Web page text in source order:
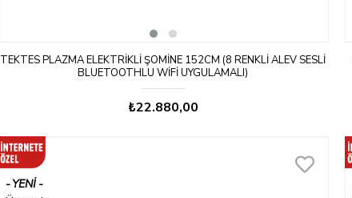
TEKTES PLAZMA ELEKTRIKLI ŞÖMINE 152CM (8 RENKLI ALEV SESLI
BLUETOOTHLU WIFI UYGULAMALI)
₺22.880,00
YENI